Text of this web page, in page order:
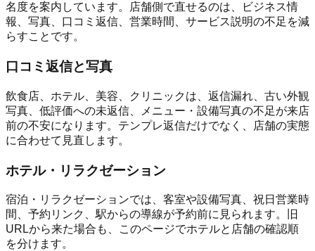
名度を案内しています。店舗側で直せるのは、ビジネス情
報、写真、口コミ返信、営業時間、サービス説明の不足を減
らすことです。
口コミ返信と写真
飲食店、ホテル、美容、クリニックは、返信漏れ、古い外観
写真、低評価への未返信、メニュー・設備写真の不足が来店
前の不安になります。テンプレ返信だけでなく、店舗の実態
に合わせて見直します。
ホテル・リラクゼーション
宿泊・リラクゼーションでは、客室や設備写真、祝日営業時
間、予約リンク、駅からの導線が予約前に見られます。旧
URLから来た場合も、このページでホテルと店舗の確認順
を分けます。